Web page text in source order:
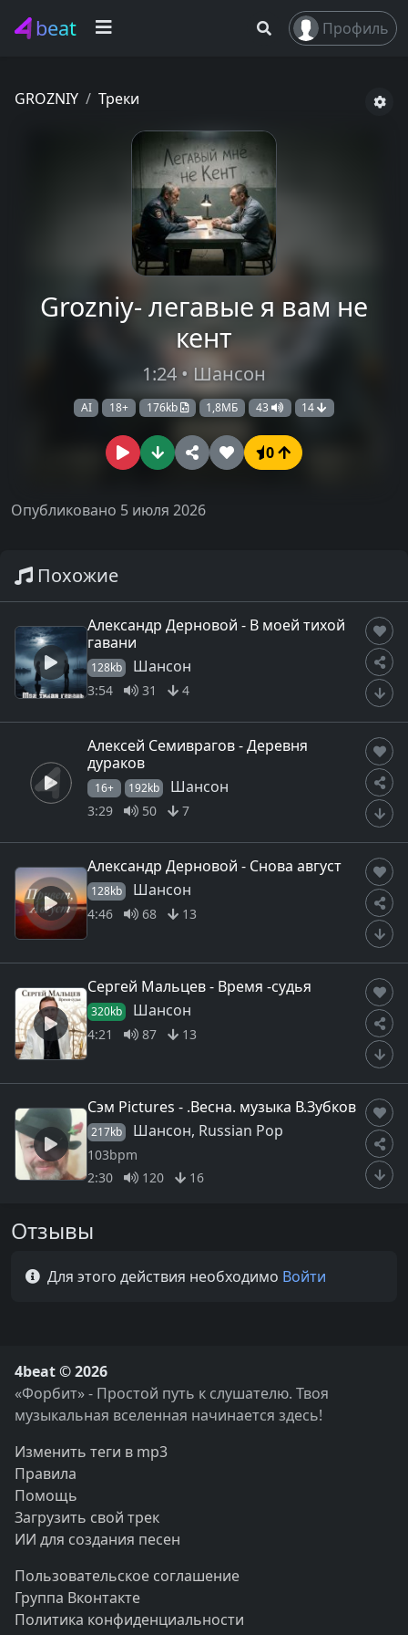
beat Профиль
GROZNIY Треки
Grozniy- легавые я вам не
кент
1:24 • Шансон
AI 18+ 176kb 1,8МБ 43 14
0
Опубликовано 5 июля 2026
Похожие
Александр Дерновой - В моей тихой
гавани
128kb Шансон
3:54 31 4
Алексей Семиврагов - Деревня
дураков
16+ 192kb Шансон
3:29 50 7
Александр Дерновой - Снова август
128kb Шансон
4:46 68 13
Сергей Мальцев - Время -судья
320kb Шансон
4:21 87 13
Сэм Pictures - .Весна. музыка В.Зубков
217kb Шансон, Russian Pop
103bpm
2:30
120 16
Отзывы
Для этого действия необходимо Войти
4beat © 2026
«Форбит» - Простой путь к слушателю. Твоя
музыкальная вселенная начинается здесь!
Изменить теги в mp3
Правила
Помощь
Загрузить свой трек
ИИ для создания песен
Пользовательское соглашение
Группа Вконтакте
Политика конфиденциальности